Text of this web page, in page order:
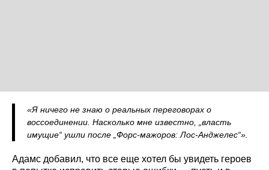
«Я ничего не знаю о реальных переговорах о
воссоединении. Насколько мне известно, „власть
имущие“ ушли после „Форс-мажоров: Лос-Анджелес“».
Адамс добавил, что все еще хотел бы увидеть героев